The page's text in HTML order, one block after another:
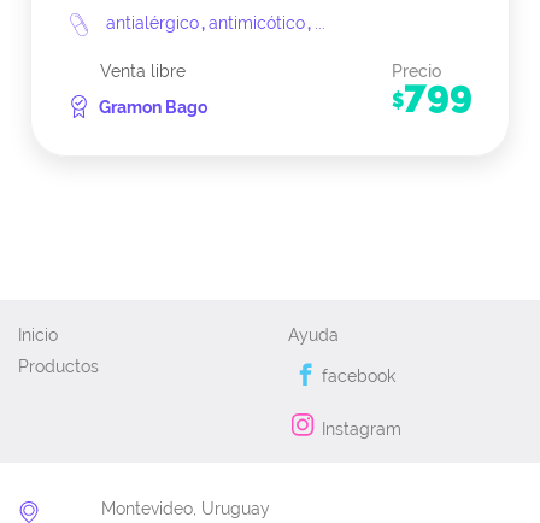
antialérgico,antimicótico,
Venta libre
Gramon Bago
Precio
$799
Inicio
Productos
Ayuda
facebook
Instagram
Montevideo, Uruguay